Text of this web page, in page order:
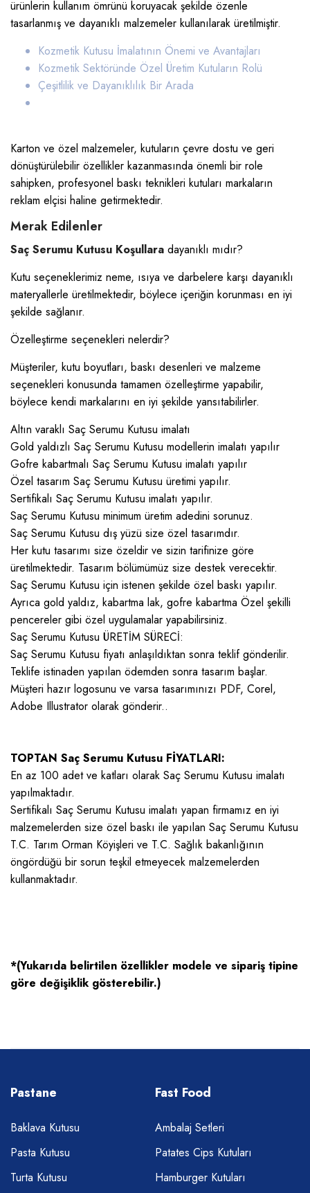
ürünlerin kullanım ömrünü koruyacak şekilde özenle
tasarlanmış ve dayanıklı malzemeler kullanılarak üretilmiştir.
Kozmetik Kutusu İmalatının Önemi ve Avantajları
Kozmetik Sektöründe Özel Üretim Kutuların Rolü
Çeşitlilik ve Dayanıklılık Bir Arada
Karton ve özel malzemeler, kutuların çevre dostu ve geri
dönüştürülebilir özellikler kazanmasında önemli bir role
sahipken, profesyonel baskı teknikleri kutuları markaların
reklam elçisi haline getirmektedir.
Merak Edilenler
Saç Serumu Kutusu Koşullara dayanıklı mıdır?
Kutu seçeneklerimiz neme, ısıya ve darbelere karşı dayanıklı
materyallerle üretilmektedir, böylece içeriğin korunması en iyi
şekilde sağlanır.
Özelleştirme seçenekleri nelerdir?
Müşteriler, kutu boyutları, baskı desenleri ve malzeme
seçenekleri konusunda tamamen özelleştirme yapabilir,
böylece kendi markalarını en iyi şekilde yansıtabilirler.
Altın varaklı Saç Serumu Kutusu imalatı
Gold yaldızlı Saç Serumu Kutusu modellerin imalatı yapılır
Gofre kabartmalı Saç Serumu Kutusu imalatı yapılır
Özel tasarım Saç Serumu Kutusu üretimi yapılır.
Sertifikalı Saç Serumu Kutusu imalatı yapılır.
Saç Serumu Kutusu minimum üretim adedini sorunuz.
Saç Serumu Kutusu dış yüzü size özel tasarımdır.
Her kutu tasarımı size özeldir ve sizin tarifinize göre
üretilmektedir. Tasarım bölümümüz size destek verecektir.
Saç Serumu Kutusu için istenen şekilde özel baskı yapılır.
Ayrıca gold yaldız, kabartma lak, gofre kabartma Özel şekilli
pencereler gibi özel uygulamalar yapabilirsiniz.
Saç Serumu Kutusu ÜRETİM SÜRECİ:
Saç Serumu Kutusu fiyatı anlaşıldıktan sonra teklif gönderilir.
Teklife istinaden yapılan ödemden sonra tasarım başlar.
Müşteri hazır logosunu ve varsa tasarımınızı PDF, Corel,
Adobe Illustrator olarak gönderir..
TOPTAN Saç Serumu Kutusu FİYATLARI:
En az 100 adet ve katları olarak Saç Serumu Kutusu imalatı
yapılmaktadır.
Sertifikalı Saç Serumu Kutusu imalatı yapan firmamız en iyi
malzemelerden size özel baskı ile yapılan Saç Serumu Kutusu
T.C. Tarım Orman Köyişleri ve T.C. Sağlık bakanlığının
öngördüğü bir sorun teşkil etmeyecek malzemelerden
kullanmaktadır.
*(Yukarıda belirtilen özellikler modele ve sipariş tipine
göre değişiklik gösterebilir.)
Pastane
Baklava Kutusu
Pasta Kutusu
Turta Kutusu
Fast Food
Ambalaj Setleri
Patates Cips Kutuları
Hamburger Kutuları